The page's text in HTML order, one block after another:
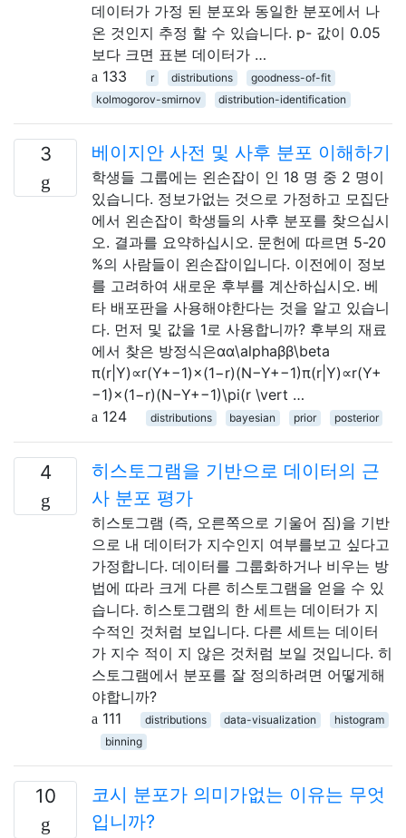
데이터가 가정 된 분포와 동일한 분포에서 나
온 것인지 추정 할 수 있습니다. p- 값이 0.05
보다 크면 표본 데이터가 …
133
r distributions
goodness-of-fit
kolmogorov-smirnov
distribution-identification
3 베이지안 사전 및 사후 분포 이해하기
학생들 그룹에는 왼손잡이 인 18 명 중 2 명이
있습니다. 정보가없는 것으로 가정하고 모집단
에서 왼손잡이 학생들의 사후 분포를 찾으십시
오. 결과를 요약하십시오. 문헌에 따르면 5-20
%의 사람들이 왼손잡이입니다. 이전에이 정보
를 고려하여 새로운 후부를 계산하십시오. 베
타 배포판을 사용해야한다는 것을 알고 있습니
다. 먼저 및 값을 1로 사용합니까? 후부의 재료
에서 찾은 방정식은αα\alphaββ\beta
π(r|Y)∝r(Y+−1)×(1−r)(N−Y+−1)π(r|Y)∝r(Y+
−1)×(1−r)(N−Y+−1)\pi(r \vert …
124
distributions bayesian prior posterior
4
히스토그램을 기반으로 데이터의 근
사 분포 평가
히스토그램 (즉, 오른쪽으로 기울어 짐)을 기반
으로 내 데이터가 지수인지 여부를보고 싶다고
가정합니다. 데이터를 그룹화하거나 비우는 방
법에 따라 크게 다른 히스토그램을 얻을 수 있
습니다. 히스토그램의 한 세트는 데이터가 지
수적인 것처럼 보입니다. 다른 세트는 데이터
가 지수 적이 지 않은 것처럼 보일 것입니다. 히
스토그램에서 분포를 잘 정의하려면 어떻게해
야합니까?
111
distributions data-visualization
histogram
binning
10
코시 분포가 의미가없는 이유는 무엇
입니까?